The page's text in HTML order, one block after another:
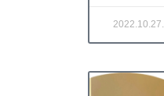
2022.10.27.